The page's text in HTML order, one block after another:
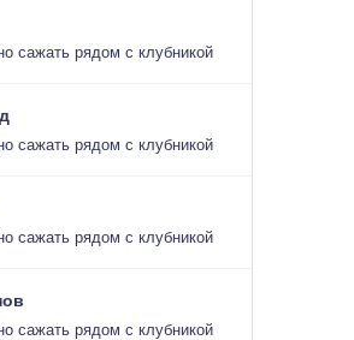
сажать рядом с клубникой
сажать рядом с клубникой
сажать рядом с клубникой
сажать рядом с клубникой